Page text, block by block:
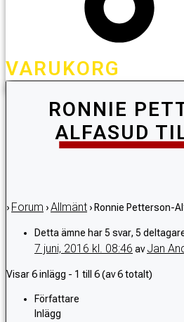
VARUKORG
RONNIE
ALFASUD
› Forum ›Allmänt › Ronnie Petterson-
Detta ämne har 5 svar, 5
7 juni, 2016 kl. 08:46 avJan
Visar 6 inlägg - 1 till 6 (av 6 totalt)
Författare
Inlägg